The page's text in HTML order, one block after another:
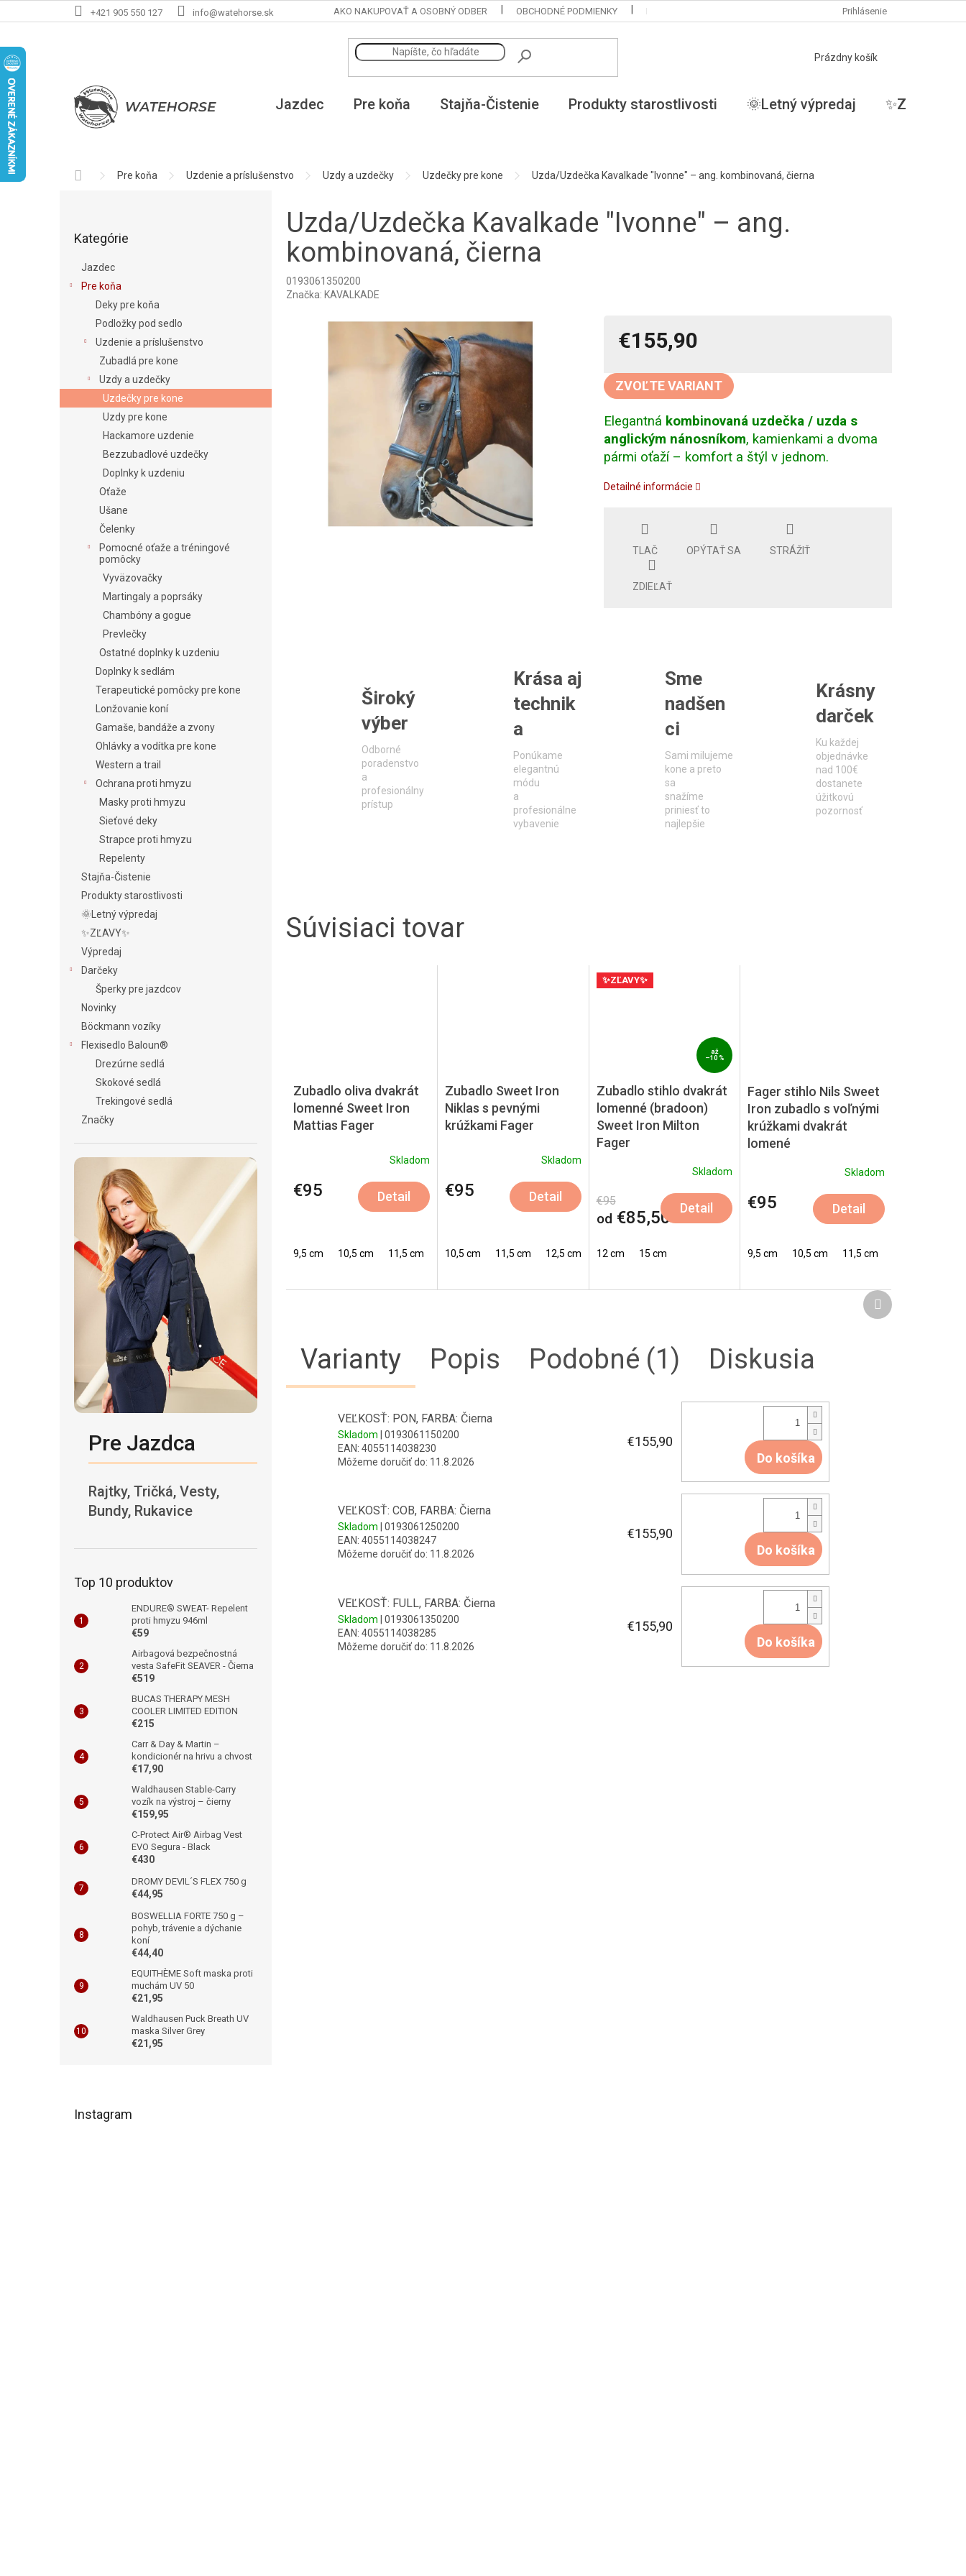
na
+421 905 550 127 info@watehorse.sk AKO NAKUPOVAŤ A OSOBNÝ ODBER OBCHODNÉ PODMIENKY PODMIENKY OCHRANY OSOBNÝCH ÚDAJOV MOJA OBJEDNÁVKA
Prihlásenie
NÁKUPNÝ
Prázdny košík
Jazdec Pre koňa Stajňa-Čistenie Produkty starostlivosti 🌞Letný výpredaj ✨ZĽAVY✨
DomovPre koňa Uzdenie a príslušenstvo Uzdy a uzdečky Uzdečky pre kone Uzda/Uzdečka Kavalkade "Ivonne" – ang. kombinovaná, čierna
kategórie
Kategórie
Jazdec
Pre koňa
Deky pre koňa
Podložky pod sedlo
Uzdenie a príslušenstvo
Zubadlá pre kone
Uzdy a uzdečky
Uzdečky pre kone
Uzdy pre kone
Hackamore uzdenie
Bezzubadlové uzdečky
Doplnky k uzdeniu
Oťaže
Ušane
Čelenky
Pomocné oťaže a tréningové
pomôcky
Vyväzovačky
Martingaly a poprsáky
Chambóny a gogue
Prevlečky
Ostatné doplnky k uzdeniu
Doplnky k sedlám
Terapeutické pomôcky pre kone
Lonžovanie koní
Gamaše, bandáže a zvony
Ohlávky a vodítka pre kone
Western a trail
Ochrana proti hmyzu
Masky proti hmyzu
Sieťové deky
Strapce proti hmyzu
Repelenty
Stajňa-Čistenie
Produkty starostlivosti
🌞Letný výpredaj
✨ZĽAVY✨
Výpredaj
Darčeky
Šperky pre jazdcov
Novinky
Böckmann vozíky
Flexisedlo Baloun®
Drezúrne sedlá
Skokové sedlá
Trekingové sedlá
Značky
Pre Jazdca
Rajtky, Tričká, Vesty,
Bundy, Rukavice
Top 10 produktov
ENDURE® SWEAT- Repelent
proti hmyzu 946ml
€59
Airbagová bezpečnostná
vesta SafeFit SEAVER - Čierna
€519
BUCAS THERAPY MESH
COOLER LIMITED EDITION
€215
Carr & Day & Martin –
kondicionér na hrivu a chvost
€17,90
Waldhausen Stable-Carry
vozík na výstroj – čierny
€159,95
C-Protect Air® Airbag Vest
EVO Segura - Black
€430
DROMY DEVIL´S FLEX 750 g
€44,95
BOSWELLIA FORTE 750 g –
pohyb, trávenie a dýchanie
koní
€44,40
EQUITHÈME Soft maska proti
muchám UV 50
€21,95
Waldhausen Puck Breath UV
maska Silver Grey
€21,95
Uzda/Uzdečka Kavalkade "Ivonne" – ang.
kombinovaná, čierna
0193061350200
Značka: KAVALKADE
€155,90
cena:
ZVOĽTE VARIANT
Elegantná kombinovaná uzdečka / uzda s
anglickým nánosníkom, kamienkami a dvoma
pármi oťaží – komfort a štýl v jednom.
Detailné informácie
TLAČ OPÝTAŤ SA STRÁŽIŤ
ZDIEĽAŤ
Široký
výber
Odborné
poradenstvo
a
profesionálny
prístup
Krása aj
technik
a
Ponúkame
elegantnú
módu
a
profesionálne
vybavenie
Sme
nadšen
ci
Sami milujeme
kone a preto
sa
snažíme
priniesť to
najlepšie
Krásny
darček
Ku každej
objednávke
nad 100€
dostanete
úžitkovú
pozornosť
Súvisiaci tovar
Zubadlo oliva dvakrát
lomenné Sweet Iron
Mattias Fager
Skladom
€95 Detail
9,5 cm 10,5 cm 11,5 cm 12,5 cm 13,5 cm 14,5 cm
Zubadlo Sweet Iron
Niklas s pevnými
krúžkami Fager
Skladom
€95 Detail
10,5 cm 11,5 cm 12,5 cm 13,5 cm 14,5 cm
✨ZĽAVY✨
až
–10 %
Zubadlo stihlo dvakrát
lomenné (bradoon)
Sweet Iron Milton
Fager
Skladom
€95
od €85,50 Detail
12 cm 15 cm
Fager stihlo Nils Sweet
Iron zubadlo s voľnými
krúžkami dvakrát
lomené
Skladom
€95 Detail
9,5 cm 10,5 cm 11,5 cm
Ďalší
produkt
Varianty Popis Podobné (1) Diskusia
VEĽKOSŤ: PON, FARBA: Čierna
Skladom
| 0193061150200
EAN: 4055114038230
Môžeme doručiť do: 11.8.2026
€155,90
Do košíka
VEĽKOSŤ: COB, FARBA: Čierna
Skladom
| 0193061250200
EAN: 4055114038247
Môžeme doručiť do: 11.8.2026
€155,90
Do košíka
VEĽKOSŤ: FULL, FARBA: Čierna
Skladom
| 0193061350200
EAN: 4055114038285
Môžeme doručiť do: 11.8.2026
€155,90
Do košíka
Instagram